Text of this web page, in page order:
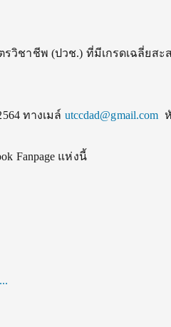
วิชาชีพ (ปวช.) ที่มีเกรดเฉลี่ยสะ
ทางเมล์ utccdad@gmail.com
Fanpage แห่งนี้
..